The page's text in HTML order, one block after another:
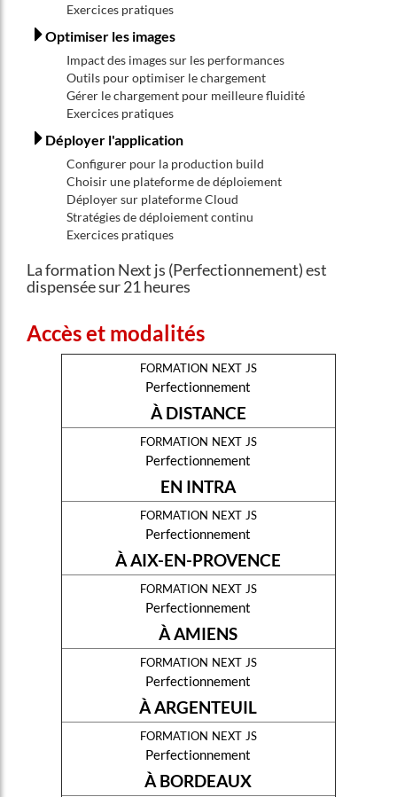
Exercices pratiques
Optimiser les images
Impact des images sur les performances
Outils pour optimiser le chargement
Gérer le chargement pour meilleure fluidité
Exercices pratiques
Déployer l'application
Configurer pour la production build
Choisir une plateforme de déploiement
Déployer sur plateforme Cloud
Stratégies de déploiement continu
Exercices pratiques
La formation Next js (Perfectionnement) est
dispensée sur 21 heures
Accès et modalités
formation next js
Perfectionnement
À DISTANCE
formation next js
Perfectionnement
EN INTRA
formation next js
Perfectionnement
À AIX-EN-PROVENCE
formation next js
Perfectionnement
À AMIENS
formation next js
Perfectionnement
À ARGENTEUIL
formation next js
Perfectionnement
À BORDEAUX